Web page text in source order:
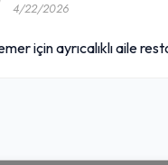
4/22/2026
için ayrıcalıklı aile